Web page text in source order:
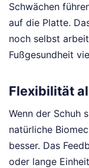
Schwächen
auf die Platte.
noch selbst
Fußgesundheit
Flexibilität
Wenn der Schuh
natürliche
besser. Das
oder lange